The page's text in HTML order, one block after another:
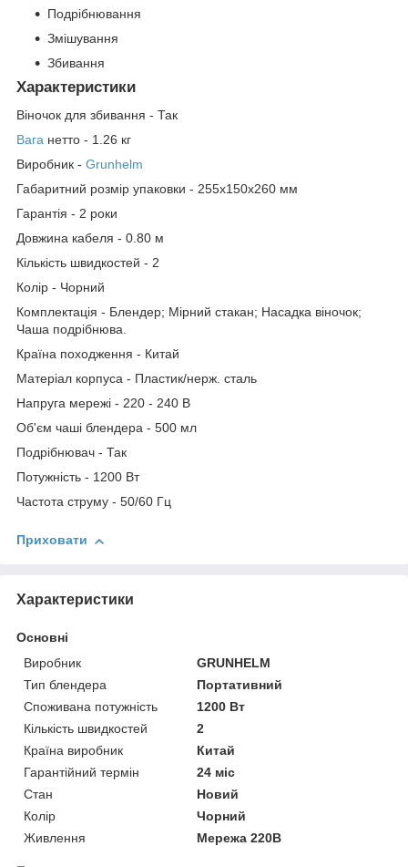
Подрібнювання
Змішування
Збивання
Характеристики
Віночок для збивання - Так
Вага нетто - 1.26 кг
Виробник - Grunhelm
Габаритний розмір упаковки - 255х150х260 мм
Гарантія - 2 роки
Довжина кабеля - 0.80 м
Кількість швидкостей - 2
Колір - Чорний
Комплектація - Блендер; Мірний стакан; Насадка віночок;
Чаша подрібнюва.
Країна походження - Китай
Матеріал корпуса - Пластик/нерж. сталь
Напруга мережі - 220 - 240 В
Об'єм чаші блендера - 500 мл
Подрібнювач - Так
Потужність - 1200 Вт
Частота струму - 50/60 Гц
Приховати
Характеристики
Основні
Виробник
GRUNHELM
Тип блендера
Портативний
Споживана потужність
1200 Вт
Кількість швидкостей
2
Країна виробник
Китай
Гарантійний термін
24 міс
Стан
Новий
Колір
Чорний
Живлення
Мережа 220В